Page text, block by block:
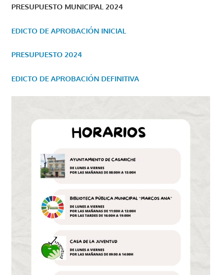
PRESUPUESTO MUNICIPAL 2024
EDICTO DE APROBACIÓN INICIAL
PRESUPUESTO 2024
EDICTO DE APROBACIÓN DEFINITIVA